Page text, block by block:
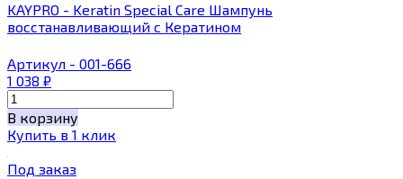
KAYPRO - Keratin Special Сare Шампунь
восстанавливающий с Кератином
Артикул - 001-666
1 038 ₽
В корзину
Купить в 1 клик
Под заказ